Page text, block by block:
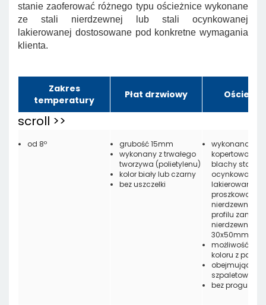
stanie zaoferować różnego typu ościeżnice wykonane
ze stali nierdzewnej lub stali ocynkowanej
lakierowanej dostosowane pod konkretne wymagania
klienta.
Zakres
temperatury
Płat drzwiowy
od 8º
grubość 15mm
wykonany z trwałego
tworzywa (polietylenu)
kolor biały lub czarny
bez uszczelki
wykonana z
kopertowo
blachy
ocynkowanej
lakierowanej
proszkowo, z
nierdzewnej
profilu
nierdzewnego
30x50mm
możliwość
koloru z palety
obejmująca
szpaletowa
bez progu